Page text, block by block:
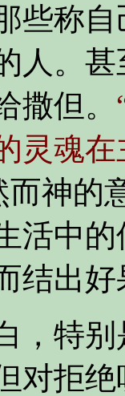
些称
人。
撒但。
灵魂
而神的
活中
结出
，特
对拒